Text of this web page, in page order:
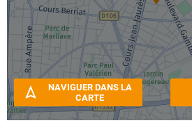
NAVIGUER DANS LA
CARTE